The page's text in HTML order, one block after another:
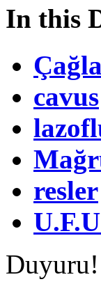
In this
cavus
resler